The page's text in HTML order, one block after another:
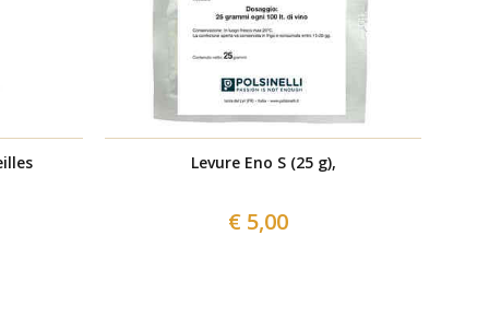
Levure Eno S (25 g),
€ 5,00